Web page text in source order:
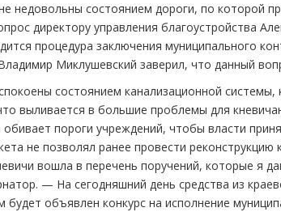
недовольны состоянием дороги, по которой
директору управления благоустройства
процедура заключения муниципального
Миклушевский заверил, что данный
состоянием канализационной
выливается в большие проблемы для
обивает пороги учреждений, чтобы власти
не позволял ранее провести реконструкцию
вошла в перечень поручений, которые я
— На сегодняшний день средства из
объявлен конкурс на исполнение